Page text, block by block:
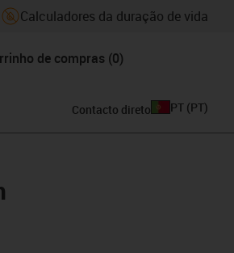
Calculadores da duração de vida
de compras (0)
Contacto direto PT (PT)